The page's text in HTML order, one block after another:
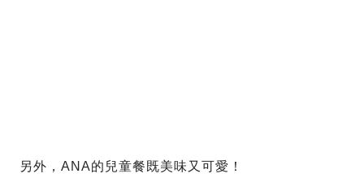
另外，ANA的兒童餐既美味又可愛！